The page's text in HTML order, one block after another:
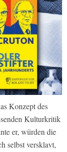
Konzept des
Kulturkritik
er, würden die
selbst versklavt,